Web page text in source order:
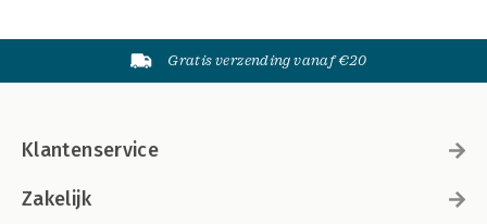
Gratis verzending vanaf €20
Klantenservice
Zakelijk